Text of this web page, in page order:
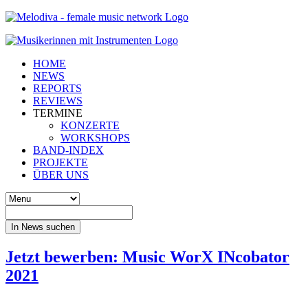
HOME
NEWS
REPORTS
REVIEWS
TERMINE
KONZERTE
WORKSHOPS
BAND-INDEX
PROJEKTE
ÜBER UNS
In News suchen
Jetzt bewerben: Music WorX INcobator
2021